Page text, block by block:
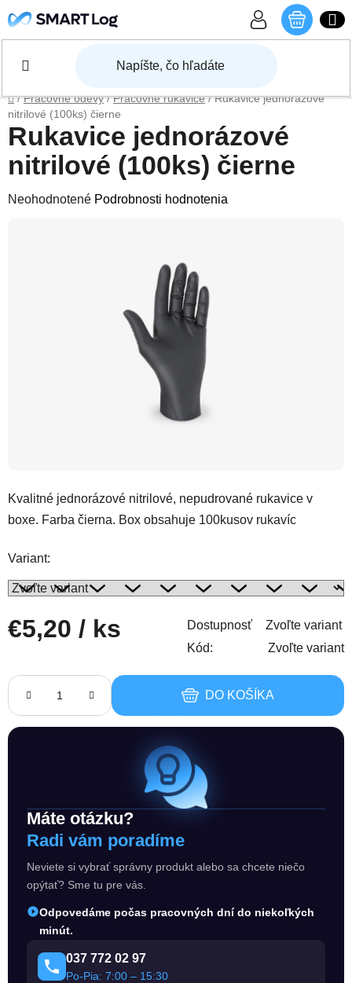
Domov
/ Pracovné odevy / Pracovné rukavice / Rukavice jednorázové
nitrilové (100ks) čierne
Kvalitné jednorázové nitrilové, nepudrované rukavice v
boxe. Farba čierna. Box obsahuje 100kusov rukavíc
Variant:
€5,20 / ks Dostupnosť
Zvoľte variant
Kód:
Zvoľte variant
DO KOŠÍKA
Máte otázku?
Radi vám poradíme
Neviete si vybrať správny produkt alebo sa chcete niečo
opýtať? Sme tu pre vás.
Odpovedáme počas pracovných dní do niekoľkých
minút.
037 772 02 97
Po-Pia: 7:00 – 15:30
Rukavice jednorázové
nitrilové (100ks) čierne
Priemerné hodnotenie produktu je 0,0 z 5 hviezdičiek.
Neohodnotené Podrobnosti hodnotenia